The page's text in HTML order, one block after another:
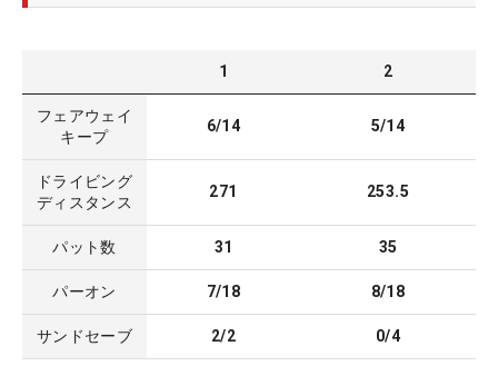
1 2
フェアウェイ
キープ
6/14 5/14
ドライビング
ディスタンス
271 253.5
パット数 31 35
パーオン 7/18 8/18
サンドセーブ 2/2 0/4